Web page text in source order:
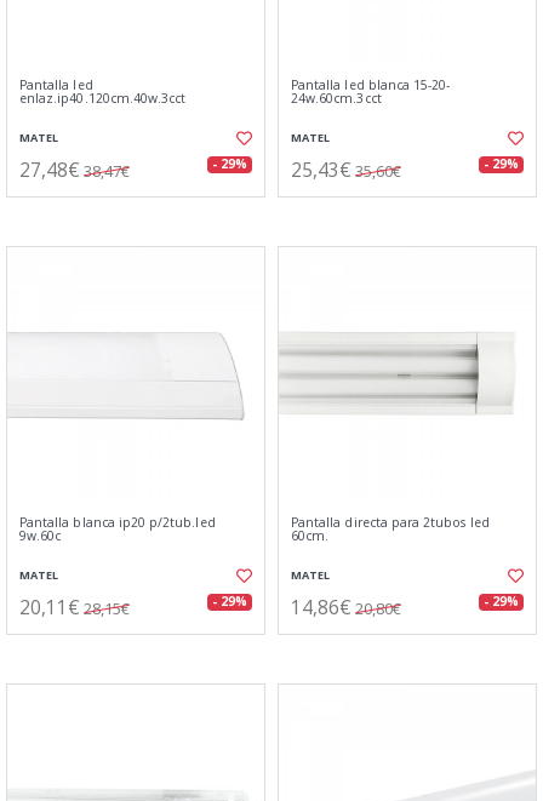
Pantalla led
enlaz.ip40.120cm.40w.3cct
MATEL
27,48€ 38,47€ - 29%
Pantalla led blanca 15-20-
24w.60cm.3cct
MATEL
25,43€ 35,60€ - 29%
Pantalla blanca ip20 p/2tub.led
9w.60c
MATEL
20,11€ 28,15€ - 29%
Pantalla directa para 2tubos led
60cm.
MATEL
14,86€ 20,80€ - 29%